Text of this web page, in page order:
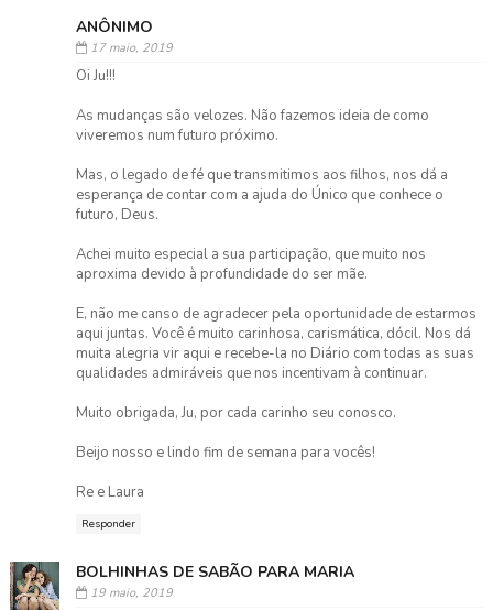
ANÔNIMO
17 maio, 2019
Oi Ju!!!
As mudanças são velozes. Não fazemos ideia de como
viveremos num futuro próximo.
Mas, o legado de fé que transmitimos aos filhos, nos dá a
esperança de contar com a ajuda do Único que conhece o
futuro, Deus.
Achei muito especial a sua participação, que muito nos
aproxima devido à profundidade do ser mãe.
E, não me canso de agradecer pela oportunidade de estarmos
aqui juntas. Você é muito carinhosa, carismática, dócil. Nos dá
muita alegria vir aqui e recebe-la no Diário com todas as suas
qualidades admiráveis que nos incentivam à continuar.
Muito obrigada, Ju, por cada carinho seu conosco.
Beijo nosso e lindo fim de semana para vocês!
Re e Laura
Responder
BOLHINHAS DE SABÃO PARA MARIA
19 maio, 2019